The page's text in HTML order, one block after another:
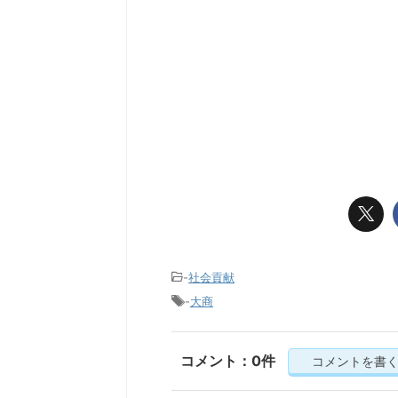
-社会貢献
-大商
コメント：0件 コメントを書く